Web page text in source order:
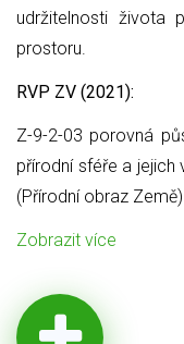
udržitelnosti života
prostoru.
RVP ZV (2021):
Z-9-2-03 porovná
přírodní sféře a jejich
(Přírodní obraz Země)
Zobrazit více